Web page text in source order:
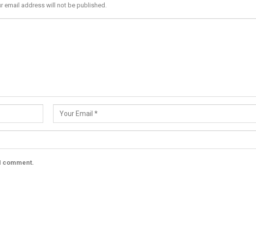
email address will not be published.
comment.